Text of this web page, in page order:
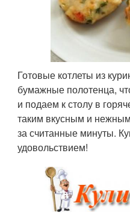
Готовые котлеты из
бумажные полотенца,
и подаем к столу в
таким вкусным и
за считанные минуты.
удовольствием!